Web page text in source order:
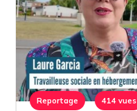
Reportage 414 vues